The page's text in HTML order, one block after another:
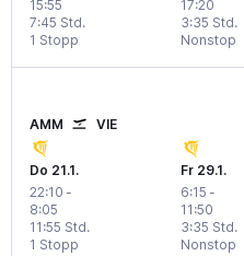
15:55
1 Stopp
7:45 Std.
17:20
Nonstop
3:35 Std.
AMM VIE
Do 21.1.
22:10 -
8:05
1 Stopp
11:55 Std.
Fr 29.1.
6:15 -
11:50
Nonstop
3:35 Std.